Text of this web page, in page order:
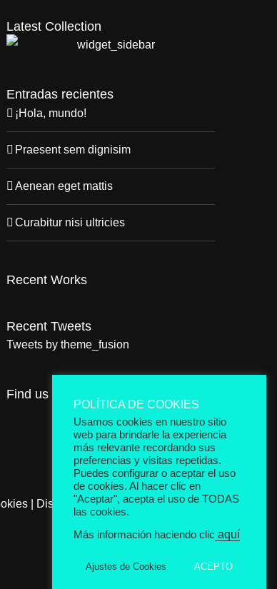
Latest Collection
Entradas recientes
¡Hola, mundo!
Praesent sem dignisim
Aenean eget mattis
Curabitur nisi ultricies
Recent Works
Recent Tweets
Tweets by theme_fusion
Find us on Facebook
Diseñada por Thunder Creativos
POLÍTICA DE COOKIES
Usamos cookies en nuestro sitio
web para brindarle la experiencia
más relevante recordando sus
preferencias y visitas repetidas.
Puedes configurar o aceptar el uso
de cookies. Al hacer clic en
"Aceptar", acepta el uso de TODAS
las cookies.
Más información haciendo clic aquí
Ajustes de Cookies ACEPTO